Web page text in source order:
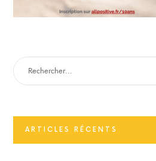
RECHERCHER :
ARTICLES RÉCENTS